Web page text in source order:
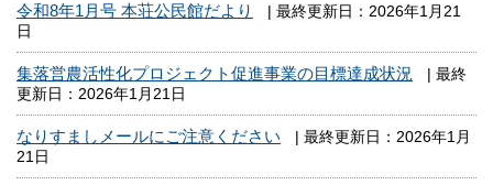
令和8年1月号 本荘公民館だより
| 最終更新日：2026年1月21
日
集落営農活性化プロジェクト促進事業の目標達成状況
| 最終
更新日：2026年1月21日
なりすましメールにご注意ください
| 最終更新日：2026年1月
21日